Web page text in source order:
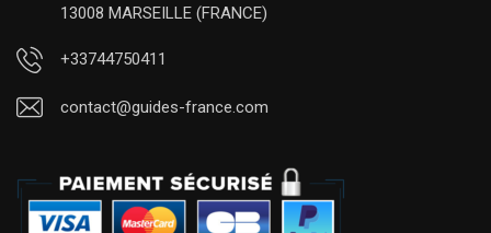
13008 MARSEILLE (FRANCE)
+33744750411
contact@guides-france.com